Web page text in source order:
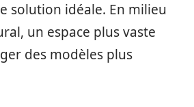
solution idéale. En milieu
un espace plus vaste
des modèles plus